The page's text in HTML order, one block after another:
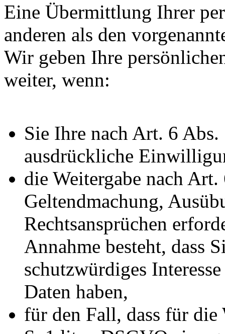
Eine Übermittlung Ihrer
anderen als den
Wir geben Ihre
weiter, wenn:
Sie Ihre nach Art. 6
ausdrückliche
die Weitergabe nach
Geltendmachung,
Rechtsansprüchen
Annahme besteht, dass
schutzwürdiges
Daten haben,
für den Fall, dass für die